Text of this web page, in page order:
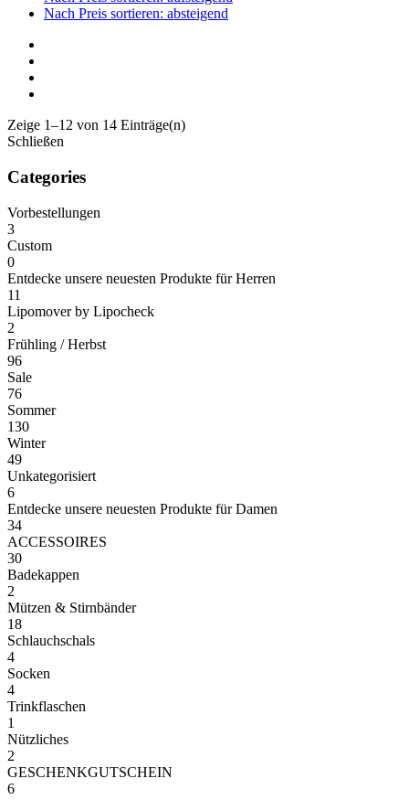
Nach Preis sortieren: absteigend
Zeige 1–12 von 14 Einträge(n)
Schließen
Categories
Vorbestellungen
3
Custom
0
Entdecke unsere neuesten Produkte für Herren
11
Lipomover by Lipocheck
2
Frühling / Herbst
96
Sale
76
Sommer
130
Winter
49
Unkategorisiert
6
Entdecke unsere neuesten Produkte für Damen
34
ACCESSOIRES
30
Badekappen
2
Mützen & Stirnbänder
18
Schlauchschals
4
Socken
4
Trinkflaschen
1
Nützliches
2
GESCHENKGUTSCHEIN
6